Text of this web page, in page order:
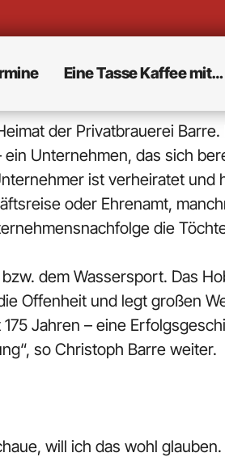
Eine Tasse Kaffee mit…
der Privatbrauerei
Unternehmen, das sich
ist verheiratet und
oder Ehrenamt,
die
dem Wassersport. Das
Offenheit und legt großen
Jahren – eine
so Christoph Barre weiter.
will ich das wohl glauben.